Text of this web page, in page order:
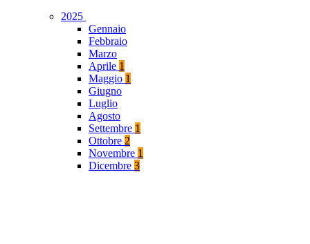
2025
Gennaio
Febbraio
Marzo
Aprile 1
Maggio 1
Giugno
Luglio
Agosto
Settembre 1
Ottobre 2
Novembre 1
Dicembre 3